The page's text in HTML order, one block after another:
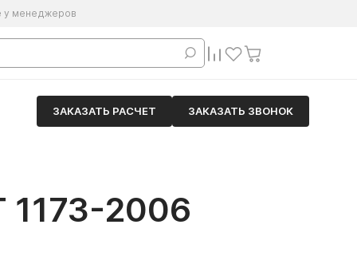
у менеджеров
ЗАКАЗАТЬ РАСЧЕТ ЗАКАЗАТЬ ЗВОНОК
2006